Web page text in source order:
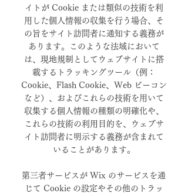
イトが Cookie または類似の技術を利
用した個人情報の収集を行う場合、そ
の旨をサイト訪問者に通知する義務が
あります。このような法域において
は、現地規制としてウェブサイトに搭
載するトラッキングツール（例：
Cookie、Flash Cookie、Web ビーコン
など）、およびこれらの技術を用いて
収集する個人情報の種類の明確化や、
これらの技術の利用目的を、ウェブサ
イト訪問者に明示する義務が含まれて
いることがあります。
第三者サービスが Wix のサービスを通
じて Cookie の設定やその他のトラッ